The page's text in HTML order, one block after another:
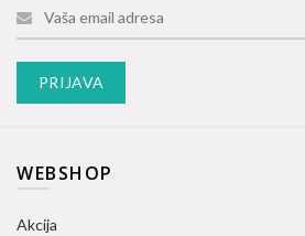
WEBSHOP
Akcija